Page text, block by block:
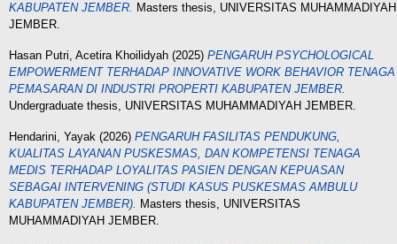
KABUPATEN JEMBER. Masters thesis, UNIVERSITAS MUHAMMADIYAH
JEMBER.
Hasan Putri, Acetira Khoilidyah (2025) PENGARUH PSYCHOLOGICAL
EMPOWERMENT TERHADAP INNOVATIVE WORK BEHAVIOR TENAGA
PEMASARAN DI INDUSTRI PROPERTI KABUPATEN JEMBER.
Undergraduate thesis, UNIVERSITAS MUHAMMADIYAH JEMBER.
Hendarini, Yayak (2026) PENGARUH FASILITAS PENDUKUNG,
KUALITAS LAYANAN PUSKESMAS, DAN KOMPETENSI TENAGA
MEDIS TERHADAP LOYALITAS PASIEN DENGAN KEPUASAN
SEBAGAI INTERVENING (STUDI KASUS PUSKESMAS AMBULU
KABUPATEN JEMBER). Masters thesis, UNIVERSITAS
MUHAMMADIYAH JEMBER.